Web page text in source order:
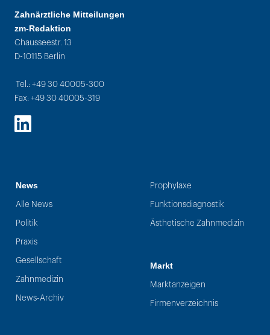
Zahnärztliche Mitteilungen
zm-Redaktion
Chausseestr. 13
D-10115 Berlin
Tel.: +49 30 40005-300
Fax: +49 30 40005-319
LinkedIn
News
Alle News
Politik
Praxis
Gesellschaft
Zahnmedizin
News-Archiv
Prophylaxe
Funktionsdiagnostik
Ästhetische Zahnmedizin
Markt
Marktanzeigen
Firmenverzeichnis